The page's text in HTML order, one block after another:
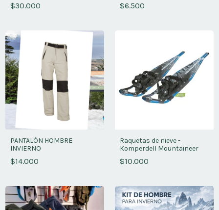
$30.000 $6.500
PANTALÓN HOMBRE
INVIERNO
$14.000
Raquetas de nieve -
Komperdell Mountaineer
$10.000